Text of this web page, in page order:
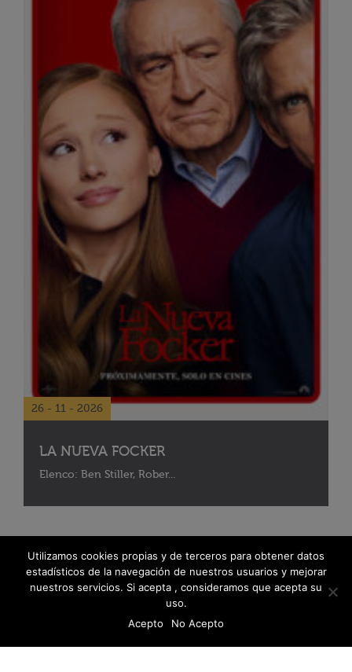
26 - 11 - 2026
LA NUEVA FOCKER
Elenco: Ben Stiller, Rober...
© 2026 Fanáticos del Cine - Todos los derechos reservados
Utilizamos cookies propias y de terceros para obtener datos
estadísticos de la navegación de nuestros usuarios y mejorar
nuestros servicios. Si acepta , consideramos que acepta su
uso.
Acepto
No Acepto